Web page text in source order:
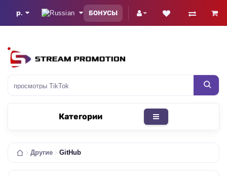
р. БОНУСЫ
Категории
Другие GitHub